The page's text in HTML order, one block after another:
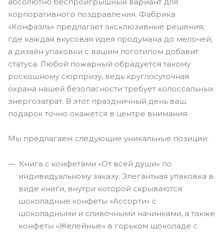
корпоративного поздравления. Фабрика
«Конфаэль» предлагает эксклюзивные решения,
где каждая вкусовая идея продумана до мелочей,
а дизайн упаковки с вашим логотипом добавит
статуса. Любой пожарный обрадуется такому
роскошному сюрпризу, ведь круглосуточная
охрана нашей безопасности требует колоссальных
энергозатрат. В этот праздничный день ваш
подарок точно окажется в центре внимания.
Мы предлагаем следующие уникальные позиции:
Книга с конфетами «От всей души» по
индивидуальному заказу. Элегантная упаковка в
виде книги, внутри которой скрываются
шоколадные конфеты «Ассорти» с
шоколадными и сливочными начинками, а также
конфеты «Желейные» в горьком шоколаде с